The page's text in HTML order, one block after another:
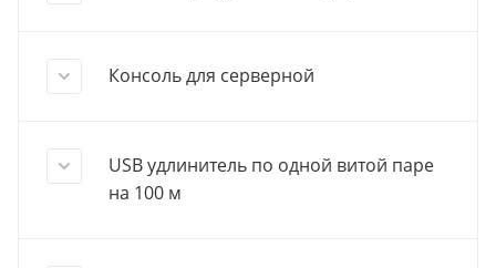
Консоль для серверной
USB удлинитель по одной витой паре
на 100 м